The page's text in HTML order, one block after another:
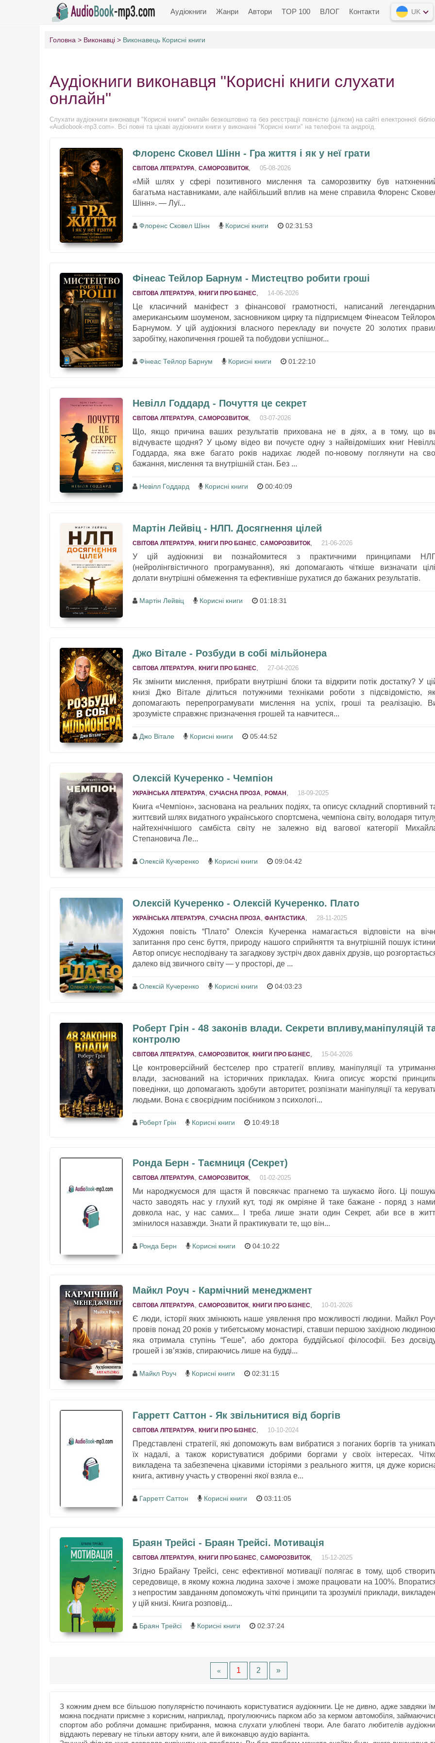
Аудіокниги Жанри Автори TOP 100 ВЛОГ Контакти UK
Головна Виконавці Виконавець Корисні книги
Аудіокниги виконавця "Корисні книги слухати
онлайн"
Слухати аудіокниги виконавця "Корисні книги" онлайн безкоштовно та без реєстрації повністю (цілком) на сайті електронної
«Audiobook-mp3.com». Всі повні та цікаві аудіокниги книги у виконанні "Корисні книги" на телефоні та андроїд.
Флоренс Сковел Шінн - Гра життя і як у неї грати
СВІТОВА ЛІТЕРАТУРА САМОРОЗВИТОК 05-08-2026
«Мій шлях у сфері позитивного мислення та саморозвитку був
багатьма наставниками, але найбільший вплив на мене справила Флоренс
Шінн». — Луї...
Флоренс Сковел Шінн Корисні книги 02:31:53
Фінеас Тейлор Барнум - Мистецтво робити гроші
СВІТОВА ЛІТЕРАТУРА КНИГИ ПРО БІЗНЕС 14-06-2026
Це класичний маніфест з фінансової грамотності, написаний
американським шоуменом, засновником цирку та підприємцем Фінеасом
Барнумом. У цій аудіокнизі власного перекладу ви почуєте 20 золотих
заробітку, накопичення грошей та побудови успішног...
Фінеас Тейлор Барнум Корисні книги 01:22:10
Невілл Годдард - Почуття це секрет
СВІТОВА ЛІТЕРАТУРА САМОРОЗВИТОК 03-07-2026
Що, якщо причина ваших результатів прихована не в діях, а в тому, що
відчуваєте щодня? У цьому відео ви почуєте одну з найвідоміших книг
Годдарда, яка вже багато років надихає людей по-новому поглянути на
бажання, мислення та внутрішній стан. Без ...
Невілл Годдард Корисні книги 00:40:09
Мартін Лейвіц - НЛП. Досягнення цілей
СВІТОВА ЛІТЕРАТУРА КНИГИ ПРО БІЗНЕС САМОРОЗВИТОК 21-06-2026
У цій аудіокнизі ви познайомитеся з практичними принципами
(нейролінгвістичного програмування), які допомагають чіткіше визначати
долати внутрішні обмеження та ефективніше рухатися до бажаних результатів.
Мартін Лейвіц Корисні книги 01:18:31
Джо Вітале - Розбуди в собі мільйонера
СВІТОВА ЛІТЕРАТУРА КНИГИ ПРО БІЗНЕС 27-04-2026
Як змінити мислення, прибрати внутрішні блоки та відкрити потік достатку? У
книзі Джо Вітале ділиться потужними техніками роботи з підсвідомістю,
допомагають перепрограмувати мислення на успіх, гроші та реалізацію.
зрозумієте справжнє призначення грошей та навчитеся...
Джо Вітале Корисні книги 05:44:52
Олексій Кучеренко - Чемпіон
УКРАЇНСЬКА ЛІТЕРАТУРА СУЧАСНА ПРОЗА РОМАН 18-09-2025
Книга «Чемпіон», заснована на реальних подіях, та описує складний спортивний
життєвий шлях видатного українського спортсмена, чемпіона світу, володаря
найтехнічнішого самбіста світу не залежно від вагової категорії
Степановича Ле...
Олексій Кучеренко Корисні книги 09:04:42
Олексій Кучеренко - Олексій Кучеренко. Плато
УКРАЇНСЬКА ЛІТЕРАТУРА СУЧАСНА ПРОЗА ФАНТАСТИКА 28-11-2025
Художня повість “Плато” Олексія Кучеренка намагається відповісти на
запитання про сенс буття, природу нашого сприйняття та внутрішній пошук
Автор описує несподівану та загадкову зустріч двох давніх друзів, що
далеко від звичного світу — у просторі, де ...
Олексій Кучеренко Корисні книги 04:03:23
Роберт Грін - 48 законів влади. Секрети впливу,маніпуляцій
контролю
СВІТОВА ЛІТЕРАТУРА САМОРОЗВИТОК КНИГИ ПРО БІЗНЕС 15-04-2026
Це контроверсійний бестселер про стратегії впливу, маніпуляції та
влади, заснований на історичних прикладах. Книга описує жорсткі
поведінки, що допомагають здобути авторитет, розпізнати маніпуляції та
людьми. Вона є своєрідним посібником з психологі...
Роберт Грін Корисні книги 10:49:18
Ронда Берн - Таємниця (Секрет)
СВІТОВА ЛІТЕРАТУРА САМОРОЗВИТОК 01-02-2025
Ми народжуємося для щастя й повсякчас прагнемо та шукаємо його. Ці
часто заводять нас у глухий кут, тоді як омріяне й таке бажане - поряд з
довкола нас, у нас самих... І треба лише знати один Секрет, аби все в
змінилося назавжди. Знати й практикувати те, що він...
Ронда Берн Корисні книги 04:10:22
Майкл Роуч - Кармічний менеджмент
СВІТОВА ЛІТЕРАТУРА САМОРОЗВИТОК КНИГИ ПРО БІЗНЕС 10-01-2026
Є люди, історії яких змінюють наше уявлення про можливості людини. Майкл
провів понад 20 років у тибетському монастирі, ставши першою західною
яка отримала ступінь “Геше”, або доктора буддійської філософії. Без
грошей і зв’язків, спираючись лише на будді...
Майкл Роуч Корисні книги 02:31:15
Гарретт Саттон - Як звільнитися від боргів
СВІТОВА ЛІТЕРАТУРА КНИГИ ПРО БІЗНЕС 10-10-2024
Представлені стратегії, які допоможуть вам вибратися з поганих боргів та
їх надалі, а також користуватися добрими боргами у своїх інтересах.
викладена та забезпечена цікавими історіями з реального життя, ця дуже
книга, активну участь у створенні якої взяла е...
Гарретт Саттон Корисні книги 03:11:05
Браян Трейсі - Браян Трейсі. Мотивація
СВІТОВА ЛІТЕРАТУРА КНИГИ ПРО БІЗНЕС САМОРОЗВИТОК 15-12-2025
Згідно Брайану Трейсі, сенс ефективної мотивації полягає в тому, щоб
середовище, в якому кожна людина захоче і зможе працювати на 100%.
з непростим завданням допоможуть чіткі принципи та зрозумілі приклади,
у цій книзі. Книга розповід...
Браян Трейсі Корисні книги 02:37:24
« 1 2 »
З кожним днем все більшою популярністю починають користуватися аудіокниги. Це не дивно, адже завдяки
можна поєднати приємне з корисним, наприклад, прогулюючись парком або за кермом автомобіля,
спортом або роблячи домашнє прибирання, можна слухати улюблені твори. Але багато любителів
віддають перевагу не тільки автору книги, але й виконавцю аудіо варіанта.